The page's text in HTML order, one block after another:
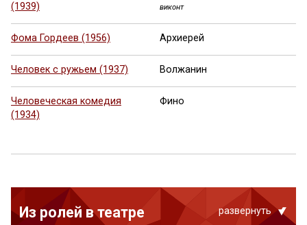
(1939)
виконт
Фома Гордеев (1956) Архиерей
Человек с ружьем (1937) Волжанин
Человеческая комедия
(1934)
Фино
Из ролей в театре развернуть